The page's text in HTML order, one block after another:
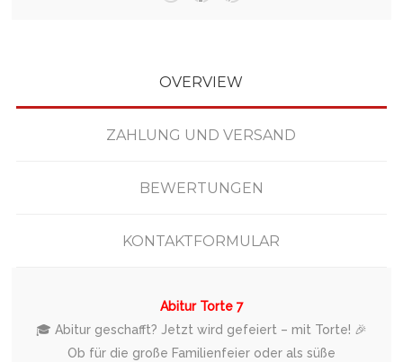
OVERVIEW
ZAHLUNG UND VERSAND
BEWERTUNGEN
KONTAKTFORMULAR
Abitur Torte 7
🎓 Abitur geschafft? Jetzt wird gefeiert – mit Torte! 🎉
Ob für die große Familienfeier oder als süße